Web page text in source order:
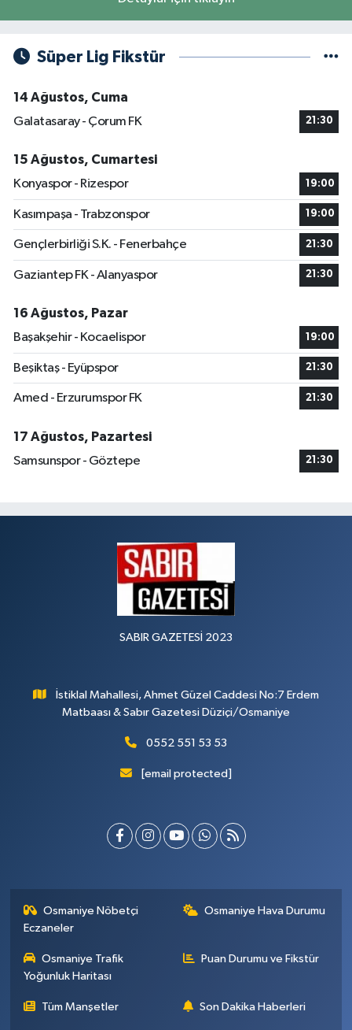
Süper Lig Fikstür
14 Ağustos, Cuma
Galatasaray - Çorum FK
21:30
15 Ağustos, Cumartesi
Konyaspor - Rizespor
19:00
Kasımpaşa - Trabzonspor 19:00
Gençlerbirliği S.K. - Fenerbahçe 21:30
Gaziantep FK - Alanyaspor 21:30
16 Ağustos, Pazar
Başakşehir - Kocaelispor
19:00
Beşiktaş - Eyüpspor 21:30
Amed - Erzurumspor FK 21:30
17 Ağustos, Pazartesi
Samsunspor - Göztepe
21:30
SABIR GAZETESİ 2023
İstiklal Mahallesi, Ahmet Güzel Caddesi No:7 Erdem
Matbaası & Sabır Gazetesi Düziçi/Osmaniye
0552 551 53 53
[email protected]
Osmaniye Nöbetçi
Eczaneler
Osmaniye Hava Durumu
Osmaniye Trafik
Yoğunluk Haritası
Puan Durumu ve Fikstür
Tüm Manşetler Son Dakika Haberleri